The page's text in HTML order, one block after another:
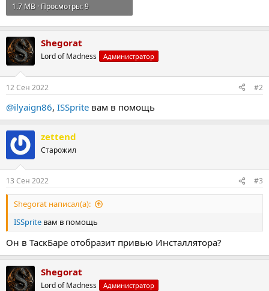
1.7 MB · Просмотры: 9
Shegorat
Lord of Madness Администратор
12 Сен 2022 #2
@ilyaign86, ISSprite вам в помощь
zettend
Старожил
13 Сен 2022 #3
Shegorat написал(а):
ISSprite вам в помощь
Он в ТаскБаре отобразит привью Инсталлятора?
Shegorat
Lord of Madness Администратор